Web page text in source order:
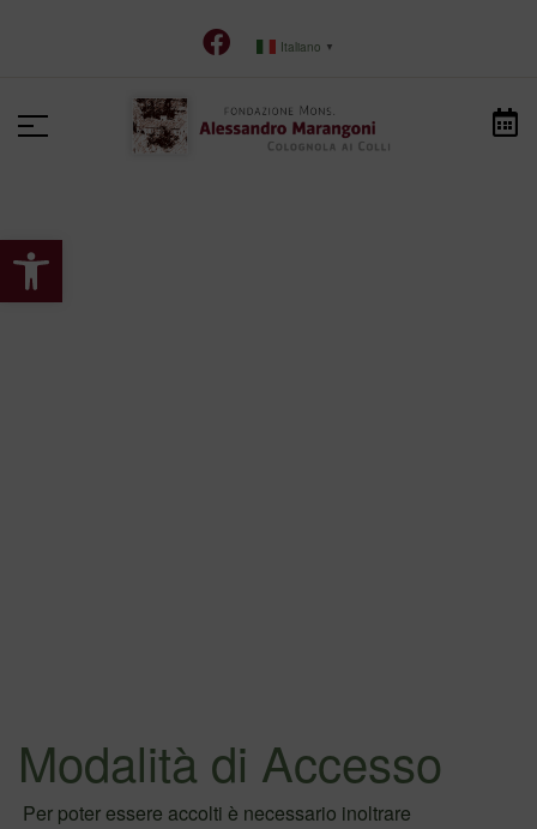
Apri la barra degli strumenti
Italiano ▼
Modalità di Accesso
Per poter essere accolti è necessario inoltrare